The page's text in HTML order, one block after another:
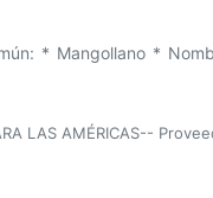
* Mangollano *
LAS AMÉRICAS--